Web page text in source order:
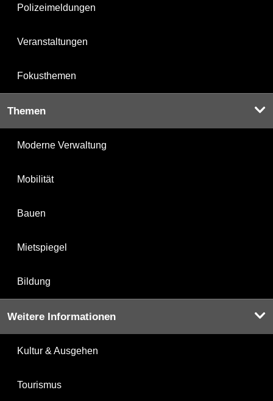
Polizeimeldungen
Veranstaltungen
Fokusthemen
Themen
Moderne Verwaltung
Mobilität
Bauen
Mietspiegel
Bildung
Weitere Informationen
Kultur & Ausgehen
Tourismus